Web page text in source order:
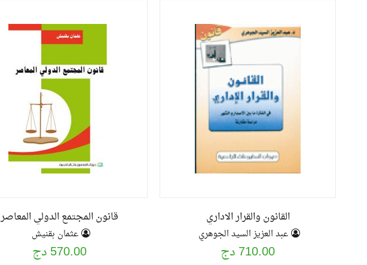
القانون والقرار الاداري
عبد العزيز السيد الجوهري
710.00 دج
قانون المجتمع الدولي المعاصر
عثمان بقنيش
570.00 دج